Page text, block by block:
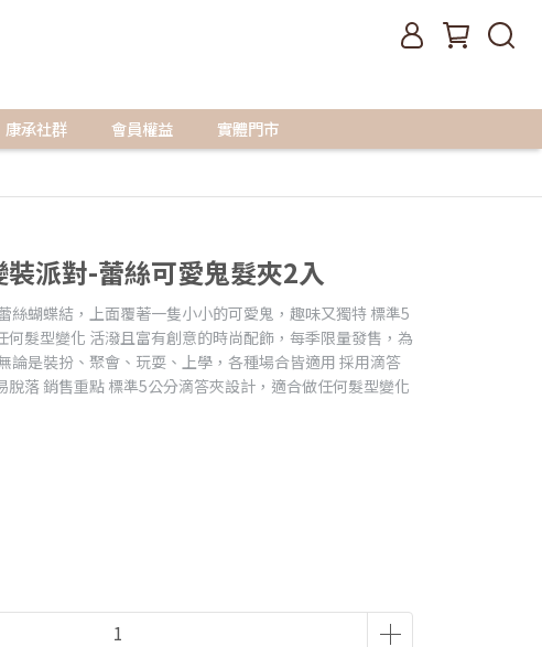
康承社群 會員權益 實體門市
派對-蕾絲可愛鬼髮夾2入
絲蝴蝶結，上面覆著一隻小小的可愛鬼，趣味又獨特 標準5
何髮型變化 活潑且富有創意的時尚配飾，每季限量發售，為
論是裝扮、聚會、玩耍、上學，各種場合皆適用 採用滴答
脫落 銷售重點 標準5公分滴答夾設計，適合做任何髮型變化